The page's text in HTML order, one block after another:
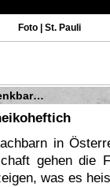
Foto | St. Pauli
in
gehen die
was es